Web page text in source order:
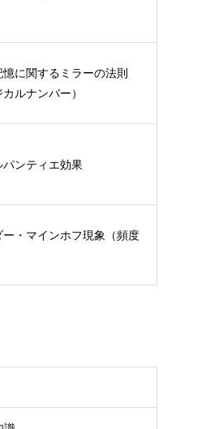
に関するミラーの法則
カルナンバー）
パンティエ効果
ー・マインホフ現象（頻度